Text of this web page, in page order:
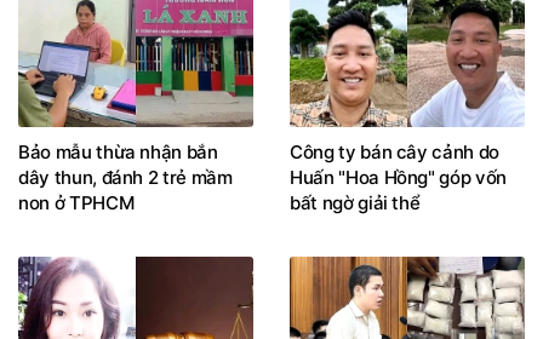
Bảo mẫu thừa nhận bắn
dây thun, đánh 2 trẻ mầm
non ở TPHCM
Công ty bán cây cảnh do
Huấn "Hoa Hồng" góp vốn
bất ngờ giải thể